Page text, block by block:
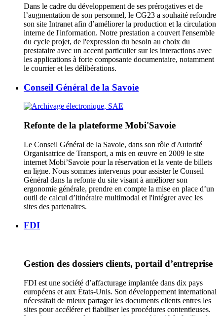
Dans le cadre du développement de ses prérogatives et de
l’augmentation de son personnel, le CG23 a souhaité refondre
son site Intranet afin d’améliorer la production et la circulation
interne de l'information. Notre prestation a couvert l'ensemble
du cycle projet, de l'expression du besoin au choix du
prestataire avec un accent particulier sur les interactions avec
les applications à forte composante documentaire, notamment
le courrier et les délibérations.
Conseil Général de la Savoie
Refonte de la plateforme Mobi'Savoie
Le Conseil Général de la Savoie, dans son rôle d'Autorité
Organisatrice de Transport, a mis en œuvre en 2009 le site
internet Mobi’Savoie pour la réservation et la vente de billets
en ligne. Nous sommes intervenus pour assister le Conseil
Général dans la refonte du site visant à améliorer son
ergonomie générale, prendre en compte la mise en place d’un
outil de calcul d’itinéraire multimodal et l'intégrer avec les
sites des partenaires.
FDI
Gestion des dossiers clients, portail d’entreprise
FDI est une société d’affacturage implantée dans dix pays
européens et aux États-Unis. Son développement international
nécessitait de mieux partager les documents clients entres les
sites pour accélérer et fiabiliser les procédures contentieuses.